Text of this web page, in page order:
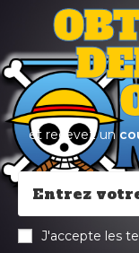
et recevez un
J'accepte les